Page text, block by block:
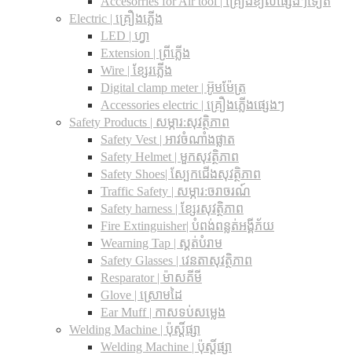
Electric | គ្រឿងភ្លើង
LED | ហ្វា
Extension | ព្រីភ្លើង
Wire | ខ្សែរភ្លើង
Digital clamp meter | អ៊ូមម៉ែត្រ
Accessories electric | គ្រឿងភ្លើងផ្សេងៗ
Safety Products | សម្ភារ:សុវត្ថិភាព
Safety Vest | អាវចំណាំងផ្លាត
Safety Helmet | មួកសុវត្ថិភាព
Safety Shoes| ស្បែកជើងសុវត្ថិភាព
Traffic Safety​ | សម្ភារ:ចរាចរណ៍
Safety harness | ខ្សែរសុវត្ថិភាព
Fire Extinguisher| បំពង់ពន្លត់អង្គីភ័យ
Wearning Tap | ស្គត់បំរាម
Safety Glasses | វេនតាសុវត្ថិភាព
Resparator | ម៉ាសគីមី
Glove | ស្រោមដៃ
Ear Muff | កាសទប់សម្លេង
Welding Machine | ប៉ុស្តិ៍ផ្សា
Welding Machine | ប៉ុស្តិ៍ផ្សា